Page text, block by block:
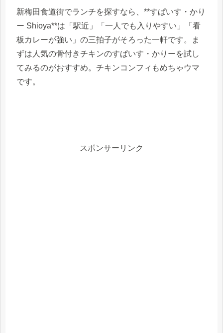
新梅田食道街でランチを探すなら、**すぱいす・かり
ー Shioya**は「駅近」「一人でも入りやすい」「看
板カレーが強い」の三拍子がそろった一軒です。ま
ずは人気の骨付きチキンのすぱいす・かりーを試し
てみるのがおすすめ。チキンコンフィもめちゃウマ
です。
スポンサーリンク